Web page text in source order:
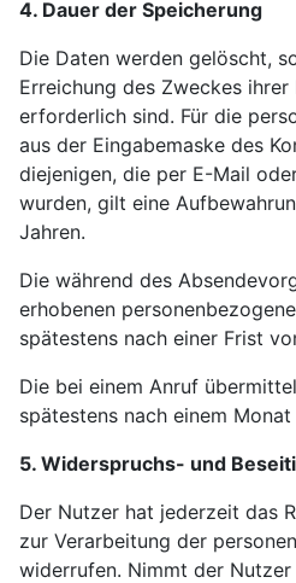
4. Dauer der Speicherung
Die Daten werden gelöscht,
Erreichung des Zweckes
erforderlich sind. Für die
aus der Eingabemaske des
diejenigen, die per E-Mail
wurden, gilt eine
Jahren.
Die während des
erhobenen
spätestens nach einer Frist
Die bei einem Anruf
spätestens nach einem
5. Widerspruchs- und
Der Nutzer hat jederzeit das
zur Verarbeitung der
widerrufen. Nimmt der